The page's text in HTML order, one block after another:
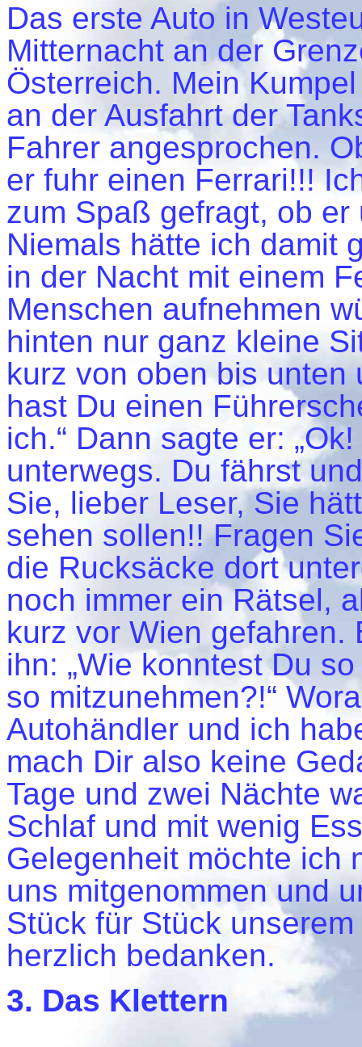
Das erste Auto in
Mitternacht an der
Österreich. Mein
an der Ausfahrt der
Fahrer angesprochen.
er fuhr einen Ferrari!!!
zum Spaß gefragt, ob
Niemals hätte ich damit
in der Nacht mit einem
Menschen aufnehmen
hinten nur ganz kleine
kurz von oben bis unten
hast Du einen
ich.“ Dann sagte er:
unterwegs. Du fährst
Sie, lieber Leser, Sie
sehen sollen!! Fragen
die Rucksäcke dort
noch immer ein Rätsel,
kurz vor Wien gefahren.
ihn: „Wie konntest Du
so mitzunehmen?!“
Autohändler und ich
mach Dir also keine
Tage und zwei Nächte
Schlaf und mit wenig
Gelegenheit möchte ich
uns mitgenommen und
Stück für Stück
herzlich bedanken.
3. Das Klettern